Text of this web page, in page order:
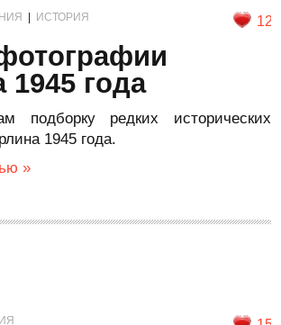
ИСТОРИЯ 12
1945 года
подборку редких исторических
1945 года.
»